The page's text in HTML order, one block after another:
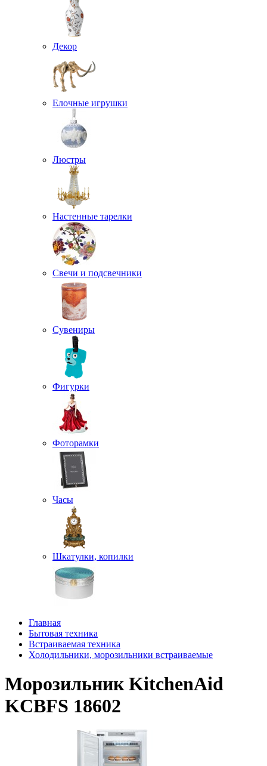
Декор
Елочные игрушки
Люстры
Настенные тарелки
Свечи и подсвечники
Сувениры
Фигурки
Фоторамки
Часы
Шкатулки, копилки
Главная
Бытовая техника
Встраиваемая техника
Холодильники, морозильники встраиваемые
Морозильник KitchenAid
KCBFS 18602